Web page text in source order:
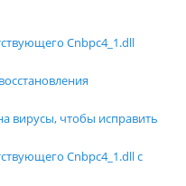
Cnbpc4_1.dll
вирусы, чтобы исправить
Cnbpc4_1.dll с